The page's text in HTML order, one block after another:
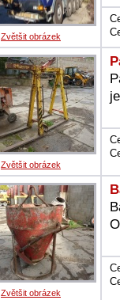
Zvětšit obrázek
Zvětšit obrázek
Zvětšit obrázek